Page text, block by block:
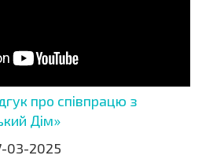
про співпрацю з
Дім»
03-2025